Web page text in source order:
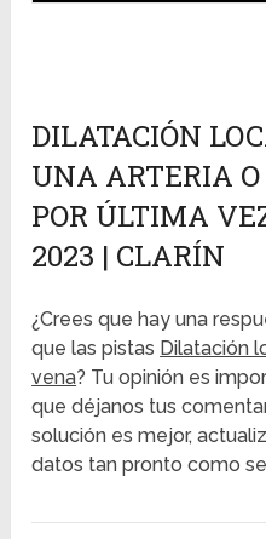
DILATACIÓN
UNA ARTERIA
POR ÚLTIMA
2023 | CLARÍN
¿Crees que hay una
que las pistas Dilatación
vena? Tu opinión es
que déjanos tus
solución es mejor,
datos tan pronto como